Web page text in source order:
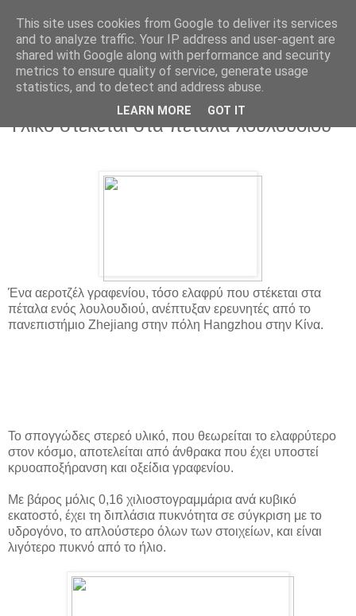
Υλικό στέκεται στα πέταλα λουλουδιού
Ένα αεροτζέλ γραφενίου, τόσο ελαφρύ που στέκεται στα
πέταλα ενός λουλουδιού, ανέπτυξαν ερευνητές από το
πανεπιστήμιο Zhejiang στην πόλη Hangzhou στην Κίνα.
Το σπογγώδες στερεό υλικό, που θεωρείται το ελαφρύτερο
στον κόσμο, αποτελείται από άνθρακα που έχει υποστεί
κρυοαποξήρανση και οξείδια γραφενίου.
Με βάρος μόλις 0,16 χιλιοστογραμμάρια ανά κυβικό
εκατοστό, έχει τη διπλάσια πυκνότητα σε σύγκριση με το
υδρογόνο, το απλούστερο όλων των στοιχείων, και είναι
λιγότερο πυκνό από το ήλιο.
This site uses cookies from Google to deliver its services
and to analyze traffic. Your IP address and user-agent are
shared with Google along with performance and security
metrics to ensure quality of service, generate usage
statistics, and to detect and address abuse.
LEARN MORE GOT IT